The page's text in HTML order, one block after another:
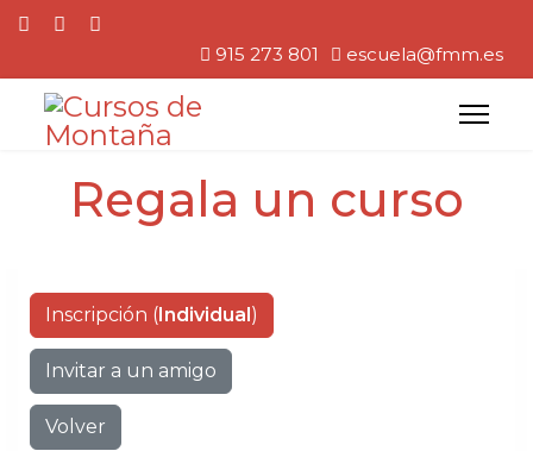
915 273 801 escuela@fmm.es
Regala un curso
Inscripción (Individual)
Invitar a un amigo
Volver